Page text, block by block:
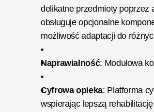
delikatne przedmioty poprzez
obsługuje opcjonalne
możliwość adaptacji do
Naprawialność: Modułowa
Cyfrowa opieka: Platforma
wspierając lepszą